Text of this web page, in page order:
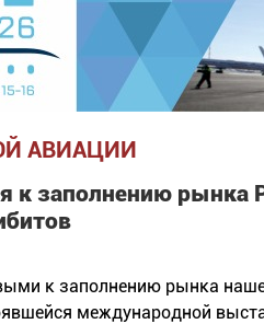
АВИАЦИИ
к заполнению рынка
к заполнению рынка
международной